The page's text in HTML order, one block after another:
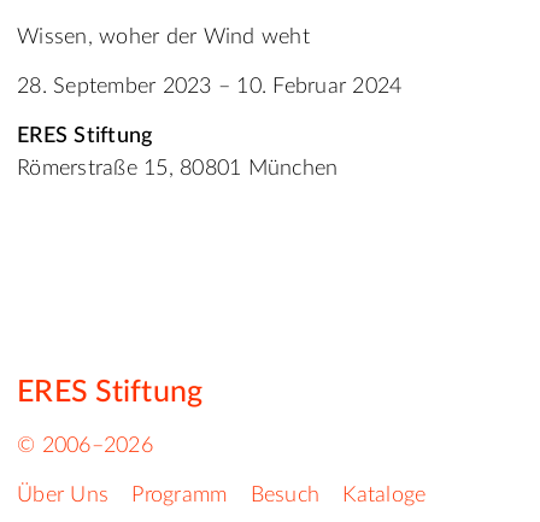
Wissen, woher der Wind weht
28. September 2023 – 10. Februar 2024
ERES Stiftung
Römerstraße 15, 80801 München
ERES Stiftung
© 2006–2026
Über Uns Programm Besuch Kataloge